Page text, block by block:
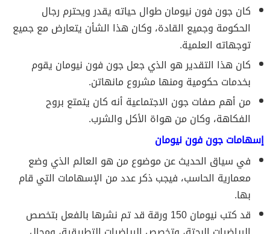
كان جون فون نيومان طوال حياته يقدر ويحترم رجال
الحكومة وجميع القادة، وكان هذا الشأن يتعارض مع جميع
توجهاته العلمية.
كان هذا التقدير هو الذي جعل جون فون نيومان يقوم
بخدمات حكومية ومنها مشروع مانهاتن.
من أهم صفات جون الاجتماعية أنه كان يتمتع بروح
الفكاهة، وكان من هواة الأكل والشرب.
إسهامات جون فون نيومان
في سياق الحديث عن موضوع من هو العالم الذي وضع
معمارية الحاسب، فيجب ذكر عدد من الإسهامات التي قام
بها.
قد كتب نيومان 150 ورقة قد تم نشرها بالفعل بتخصص